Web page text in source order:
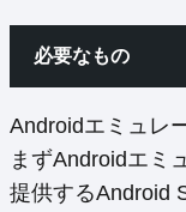
必要なもの
Androidエミュレ
まずAndroidエミ
提供するAndroid